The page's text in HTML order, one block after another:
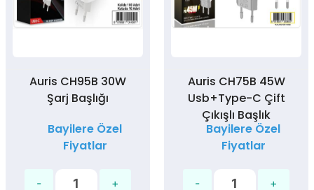
Auris CH95B 30W
Şarj Başlığı
Bayilere Özel
Fiyatlar
Auris CH75B 45W
Usb+Type-C Çift
Çıkışlı Başlık
Bayilere Özel
Fiyatlar